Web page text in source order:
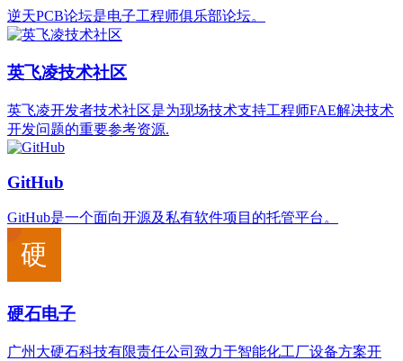
逆天PCB论坛是电子工程师俱乐部论坛。
英飞凌技术社区
英飞凌开发者技术社区是为现场技术支持工程师FAE解决技术
开发问题的重要参考资源.
GitHub
GitHub是一个面向开源及私有软件项目的托管平台。
硬石电子
广州大硬石科技有限责任公司致力于智能化工厂设备方案开